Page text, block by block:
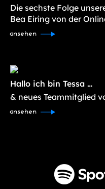
Die sechste Folge
Bea Eiring von der
ansehen
Hallo ich bin Tessa …
& neues Teammitglied
ansehen